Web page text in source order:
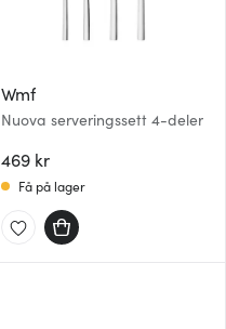
Wmf
Nuova serveringssett 4-deler
469 kr
Få på lager